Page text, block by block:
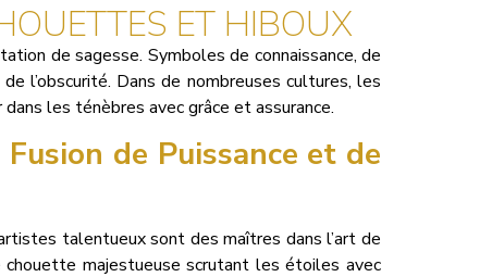
ET HIBOUX
de sagesse. Symboles de connaissance, de
l’obscurité. Dans de nombreuses cultures, les
les ténèbres avec grâce et assurance.
de Puissance et de
talentueux sont des maîtres dans l’art de
majestueuse scrutant les étoiles avec